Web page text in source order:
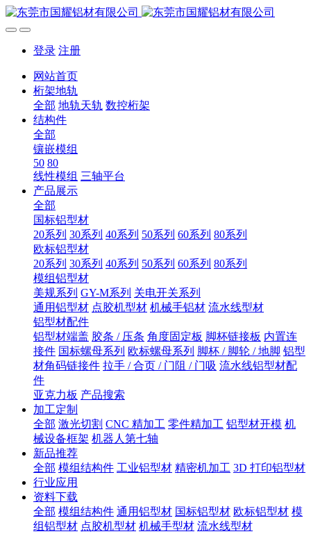
登录 注册
网站首页
桁架地轨
全部 地轨天轨 数控桁架
结构件
全部
镶嵌模组
50 80
线性模组 三轴平台
产品展示
全部
国标铝型材
20系列 30系列 40系列 50系列 60系列 80系列
欧标铝型材
20系列 30系列 40系列 50系列 60系列 80系列
模组铝型材
美规系列 GY-M系列 关电开关系列
通用铝型材 点胶机型材 机械手铝材 流水线型材
铝型材配件
铝型材端盖 胶条 / 压条 角度固定板 脚杯链接板 内置连
接件 国标螺母系列 欧标螺母系列 脚杯 / 脚轮 / 地脚 铝型
材角码链接件 拉手 / 合页 / 门阻 / 门吸 流水线铝型材配
件
亚克力板 产品搜索
加工定制
全部 激光切割 CNC 精加工 零件精加工 铝型材开模 机
械设备框架 机器人第七轴
新品推荐
全部 模组结构件 工业铝型材 精密机加工 3D 打印铝型材
行业应用
资料下载
全部 模组结构件 通用铝型材 国标铝型材 欧标铝型材 模
组铝型材 点胶机型材 机械手型材 流水线型材